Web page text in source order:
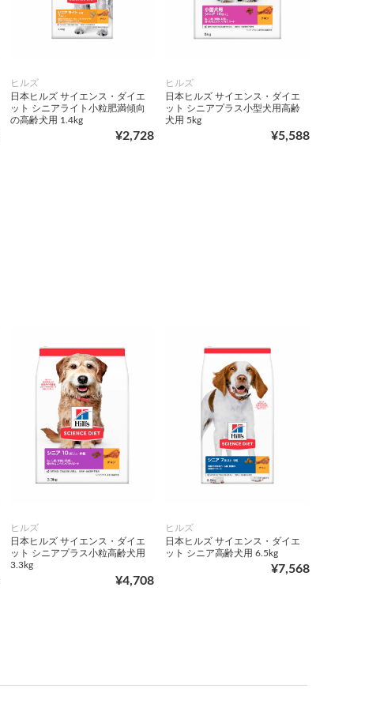
ヒルズ
日本ヒルズ サイエンス・ダイエ
ット シニアライト小粒肥満傾向
の高齢犬用 1.4kg
¥2,728
ヒルズ
日本ヒルズ サイエンス・ダイエ
ット シニアプラス小型犬用高齢
犬用 5kg
¥5,588
ヒルズ
日本ヒルズ サイエンス・ダイエ
ット シニアプラス小粒高齢犬用
3.3kg
¥4,708
ヒルズ
日本ヒルズ サイエンス・ダイエ
ット シニア高齢犬用 6.5kg
¥7,568